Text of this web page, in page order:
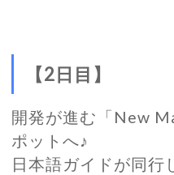
【2日目】
開発が進む「New
ポットへ♪
日本語ガイドが同行